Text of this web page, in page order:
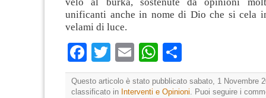
unificanti anche in nome di Dio che si cela
velami di luce.
Facebook
TwitterEmailWhatsApp
Questo articolo è stato pubblicato sabato, 1 Novembre
classificato in Interventi e Opinioni . Puoi seguire i